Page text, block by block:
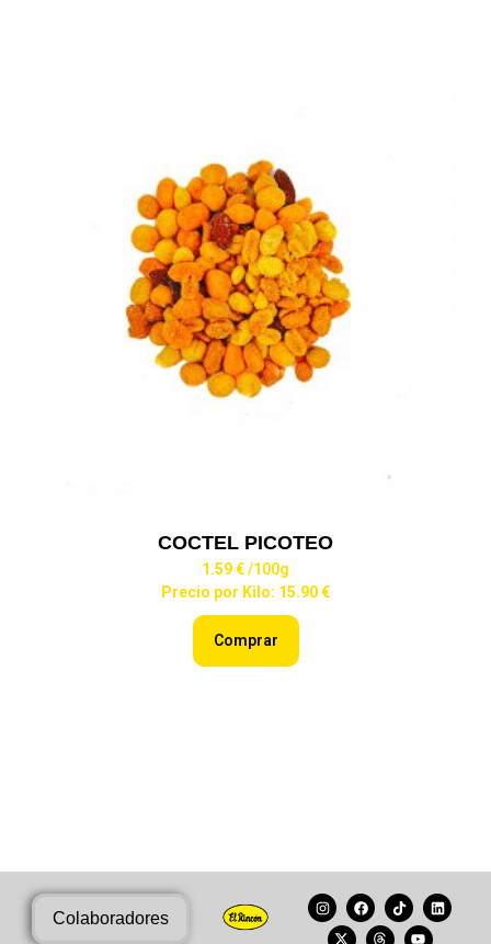
COCTEL PICOTEO
1.59 €/100g
Precio por Kilo: 15.90 €
Comprar
Colaboradores